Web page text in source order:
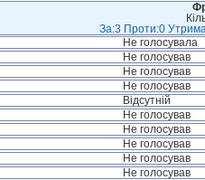
За:3 Проти:0
Не голосувала
Не голосував
Не голосував
Не голосував
Відсутній
Не голосував
Не голосував
Не голосував
Не голосував
Не голосував